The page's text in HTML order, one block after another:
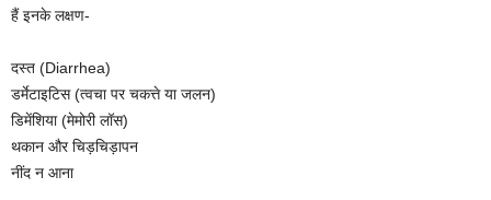
हैं इनके लक्षण-
दस्त (Diarrhea)
डर्मेटाइटिस (त्वचा पर चकत्ते या जलन)
डिमेंशिया (मेमोरी लॉस)
थकान और चिड़चिड़ापन
नींद न आना